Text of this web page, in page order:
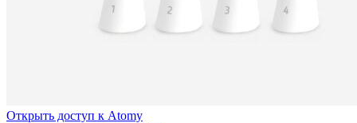
Открыть доступ к Atomy